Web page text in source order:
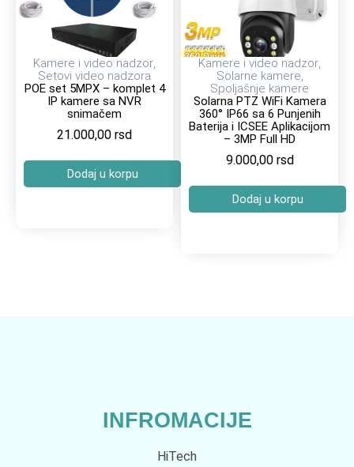
Kamere i video nadzor,
Setovi video nadzora
POE set 5MPX – komplet 4
IP kamere sa NVR
snimačem
21.000,00 rsd
Dodaj u korpu
Kamere i video nadzor,
Solarne kamere,
Spoljašnje kamere
Solarna PTZ WiFi Kamera
360° IP66 sa 6 Punjenih
Baterija i ICSEE Aplikacijom
– 3MP Full HD
9.000,00 rsd
Dodaj u korpu
INFROMACIJE
HiTech